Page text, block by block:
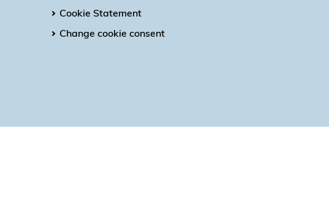
Cookie Statement
Change cookie consent